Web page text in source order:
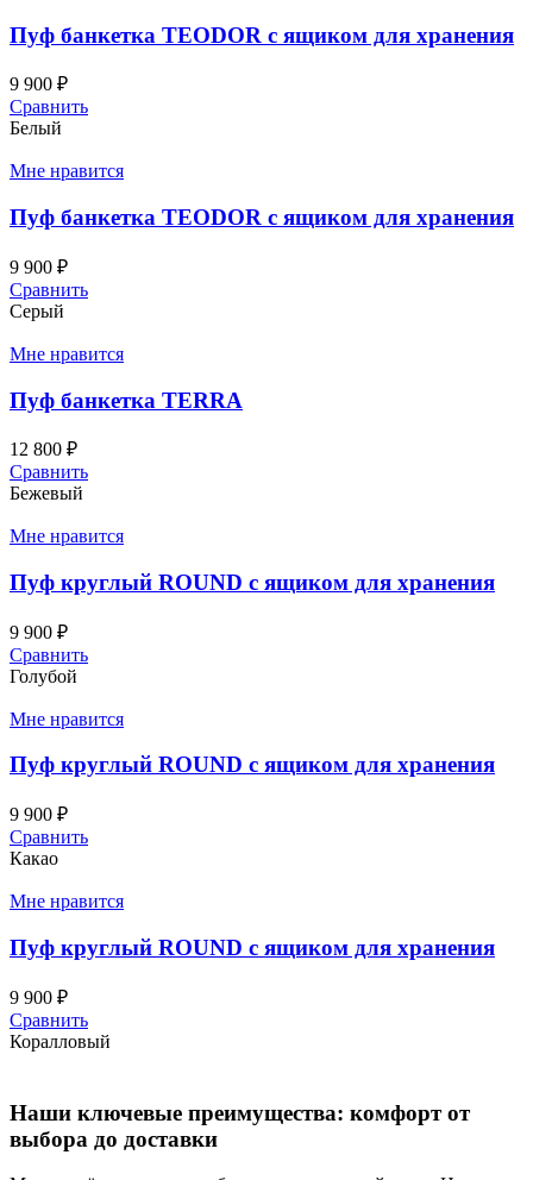
Пуф банкетка TEODOR с ящиком для хранения
9 900 ₽
Сравнить
Белый
Мне нравится
Пуф банкетка TEODOR с ящиком для хранения
9 900 ₽
Сравнить
Серый
Мне нравится
Пуф банкетка TERRA
12 800 ₽
Сравнить
Бежевый
Мне нравится
Пуф круглый ROUND с ящиком для хранения
9 900 ₽
Сравнить
Голубой
Мне нравится
Пуф круглый ROUND с ящиком для хранения
9 900 ₽
Сравнить
Какао
Мне нравится
Пуф круглый ROUND с ящиком для хранения
9 900 ₽
Сравнить
Коралловый
Наши ключевые преимущества: комфорт от
выбора до доставки